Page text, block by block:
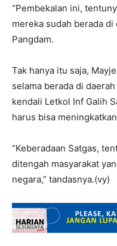
“Pembekalan ini,
mereka sudah berada di
Pangdam.
Tak hanya itu saja,
selama berada di
kendali Letkol Inf Galih
harus bisa
“Keberadaan Satgas,
ditengah masyarakat
negara,” tandasnya.(vy)